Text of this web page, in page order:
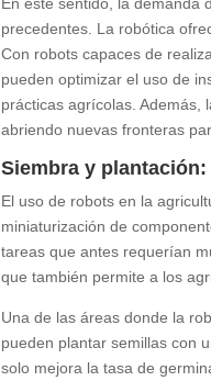
precedentes. La robótica
Con robots capaces de
pueden optimizar el uso de
prácticas agrícolas. Además,
abriendo nuevas fronteras
Siembra y
El uso de robots en la
miniaturización de
tareas que antes requerían
que también permite a los
Una de las áreas donde la
pueden plantar semillas con
solo mejora la tasa de